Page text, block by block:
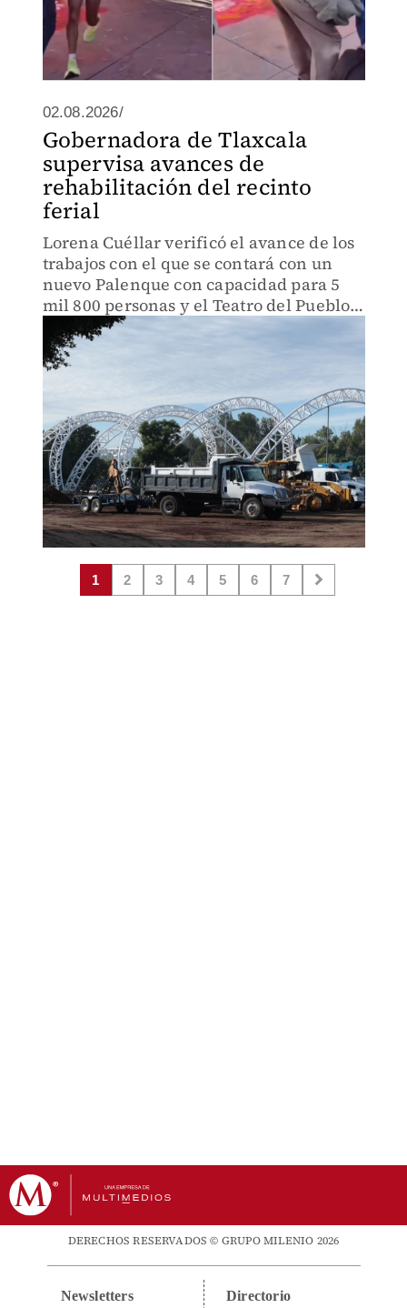
02.08.2026/
Gobernadora de Tlaxcala
supervisa avances de
rehabilitación del recinto
ferial
Lorena Cuéllar verificó el avance de los
trabajos con el que se contará con un
nuevo Palenque con capacidad para 5
mil 800 personas y el Teatro del Pueblo
albergará 8 mil personas.
1 2 3 4 5 6 7
DERECHOS RESERVADOS © GRUPO MILENIO 2026
Newsletters Directorio